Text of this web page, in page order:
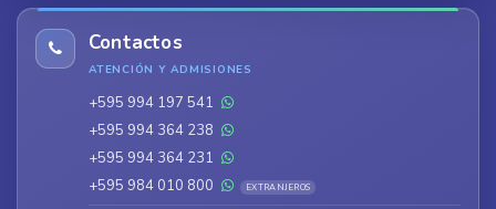
Contactos
ATENCIÓN Y ADMISIONES
+595 994 197 541
+595 994 364 238
+595 994 364 231
+595 984 010 800
EXTRANJEROS